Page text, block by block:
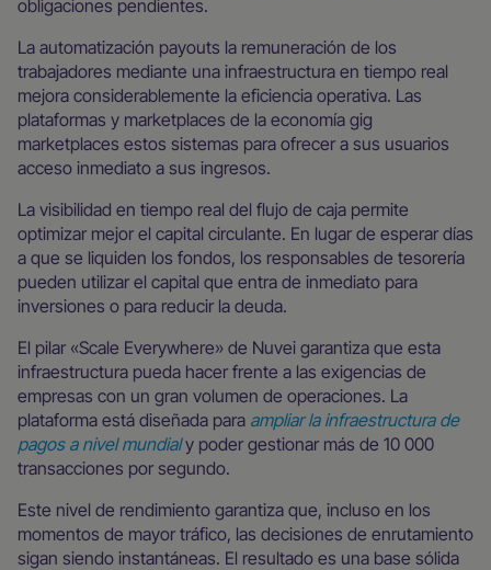
obligaciones pendientes.
La automatización payouts la remuneración de los
trabajadores mediante una infraestructura en tiempo real
mejora considerablemente la eficiencia operativa. Las
plataformas y marketplaces de la economía gig
marketplaces estos sistemas para ofrecer a sus usuarios
acceso inmediato a sus ingresos.
La visibilidad en tiempo real del flujo de caja permite
optimizar mejor el capital circulante. En lugar de esperar días
a que se liquiden los fondos, los responsables de tesorería
pueden utilizar el capital que entra de inmediato para
inversiones o para reducir la deuda.
El pilar «Scale Everywhere» de Nuvei garantiza que esta
infraestructura pueda hacer frente a las exigencias de
empresas con un gran volumen de operaciones. La
plataforma está diseñada para ampliar la infraestructura de
pagos a nivel mundialy poder gestionar más de 10 000
transacciones por segundo.
Este nivel de rendimiento garantiza que, incluso en los
momentos de mayor tráfico, las decisiones de enrutamiento
sigan siendo instantáneas. El resultado es una base sólida